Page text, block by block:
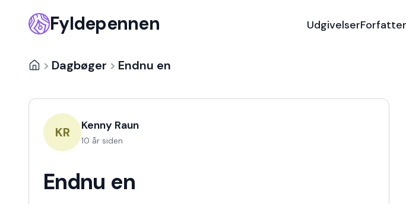
Fyldepennen Udgivelser
> Dagbøger > Endnu en
KR Kenny Raun
10 år siden
Endnu en